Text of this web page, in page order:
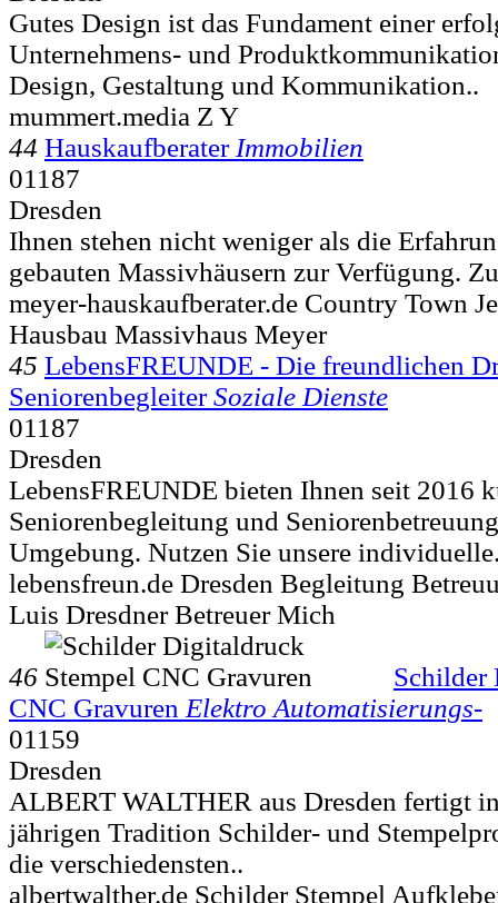
Gutes Design ist das Fundament einer
Unternehmens- und
Design, Gestaltung und Kommunikation..
mummert.media Z Y
44 Hauskaufberater Immobilien
01187
Dresden
Ihnen stehen nicht weniger als die
gebauten Massivhäusern zur Verfügung.
meyer-hauskaufberater.de Country Town
Hausbau Massivhaus Meyer
45 LebensFREUNDE - Die freundlichen
Seniorenbegleiter Soziale Dienste
01187
Dresden
LebensFREUNDE bieten Ihnen seit 2016
Seniorenbegleitung und
Umgebung. Nutzen Sie unsere
lebensfreun.de Dresden Begleitung
Luis Dresdner Betreuer Mich
46
Schilder
CNC Gravuren Elektro Automatisierungs-
01159
Dresden
ALBERT WALTHER aus Dresden fertigt
jährigen Tradition Schilder- und
die verschiedensten..
albertwalther.de Schilder Stempel